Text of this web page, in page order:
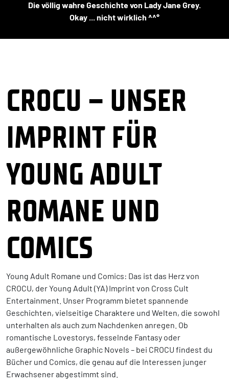
Die völlig wahre Geschichte von Lady Jane Grey.
Okay ... nicht wirklich ^^°
CROCU – UNSER
IMPRINT FÜR
YOUNG ADULT
ROMANE UND
COMICS
Young Adult Romane und Comics: Das ist das Herz von
CROCU, der Young Adult (YA) Imprint von Cross Cult
Entertainment. Unser Programm bietet spannende
Geschichten, vielseitige Charaktere und Welten, die sowohl
unterhalten als auch zum Nachdenken anregen. Ob
romantische Lovestorys, fesselnde Fantasy oder
außergewöhnliche Graphic Novels – bei CROCU findest du
Bücher und Comics, die genau auf die Interessen junger
Erwachsener abgestimmt sind.